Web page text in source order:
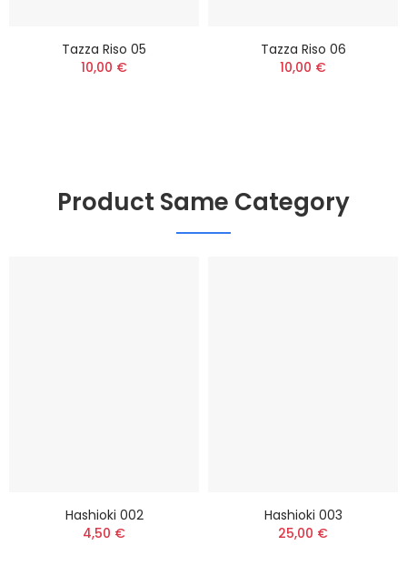
Tazza Riso 05
10,00 €
Tazza Riso 06
10,00 €
Product Same Category
Hashioki 002
4,50 €
Hashioki 003
25,00 €